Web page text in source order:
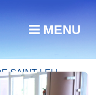
MENU
SAINT-LEU